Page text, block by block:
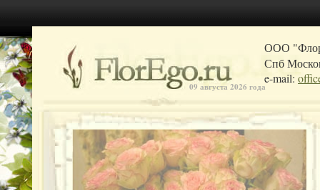
09 августа 2026 года
ООО
Спб
e-mail: